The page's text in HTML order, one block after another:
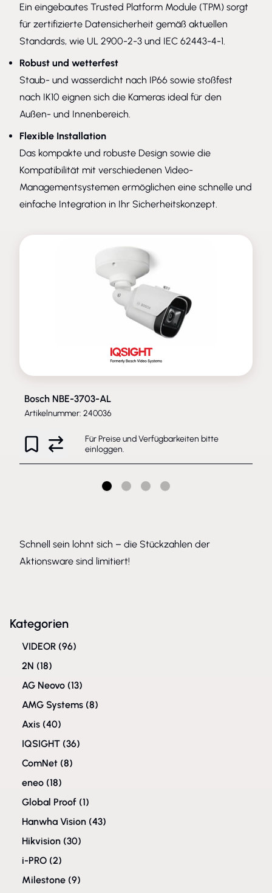
Ein eingebautes Trusted Platform Module (TPM) sorgt
für zertifizierte Datensicherheit gemäß aktuellen
Standards, wie UL 2900-2-3 und IEC 62443-4-1.
Robust und wetterfest
Staub- und wasserdicht nach IP66 sowie stoßfest
nach IK10 eignen sich die Kameras ideal für den
Außen- und Innenbereich.
Flexible Installation
Das kompakte und robuste Design sowie die
Kompatibilität mit verschiedenen Video-
Managementsystemen ermöglichen eine schnelle und
einfache Integration in Ihr Sicherheitskonzept.
Bosch NBE-3703-AL
Artikelnummer: 240036
Für Preise und Verfügbarkeiten bitte
einloggen.
Schnell sein lohnt sich – die Stückzahlen der
Aktionsware sind limitiert!
Kategorien
VIDEOR (96)
2N (18)
AG Neovo (13)
AMG Systems (8)
Axis (40)
IQSIGHT (36)
ComNet (8)
eneo (18)
Global Proof (1)
Hanwha Vision (43)
Hikvision (30)
i-PRO (2)
Milestone (9)